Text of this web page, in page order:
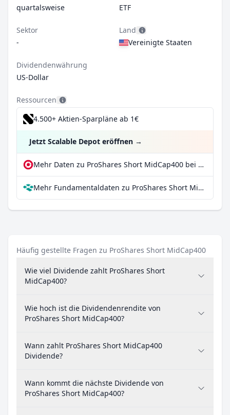
quartalsweise ETF
Sektor
-
Land
Vereinigte Staaten
Dividendenwährung
US-Dollar
Ressourcen
4.500+ Aktien-Sparpläne ab 1€
Jetzt Scalable Depot eröffnen →
Mehr Daten zu ProShares Short MidCap400 bei extraETF
Mehr Fundamentaldaten zu ProShares Short MidCap400 bei Parqet
Häufig gestellte Fragen zu ProShares Short MidCap400
Wie viel Dividende zahlt ProShares Short
MidCap400?
Wie hoch ist die Dividendenrendite von
ProShares Short MidCap400?
Wann zahlt ProShares Short MidCap400
Dividende?
Wann kommt die nächste Dividende von
ProShares Short MidCap400?